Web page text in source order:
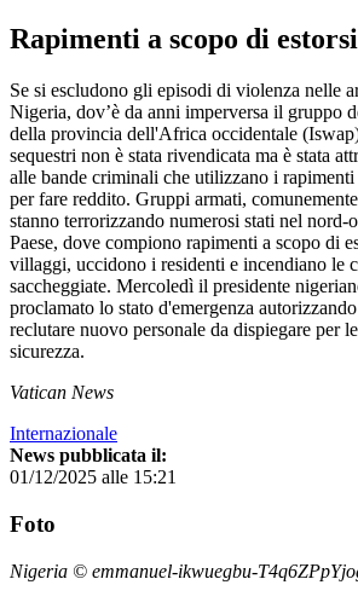
Rapimenti a scopo di
Se si escludono gli episodi di violenza nelle
Nigeria, dov’è da anni imperversa il gruppo
della provincia dell'Africa occidentale
sequestri non è stata rivendicata ma è stata
alle bande criminali che utilizzano i rapimenti
per fare reddito. Gruppi armati,
stanno terrorizzando numerosi stati nel nord-
Paese, dove compiono rapimenti a scopo di
villaggi, uccidono i residenti e incendiano le
saccheggiate. Mercoledì il presidente
proclamato lo stato d'emergenza
reclutare nuovo personale da dispiegare per
sicurezza.
Vatican News
Internazionale
News pubblicata il:
01/12/2025 alle 15:21
Foto
Nigeria © emmanuel-ikwuegbu-